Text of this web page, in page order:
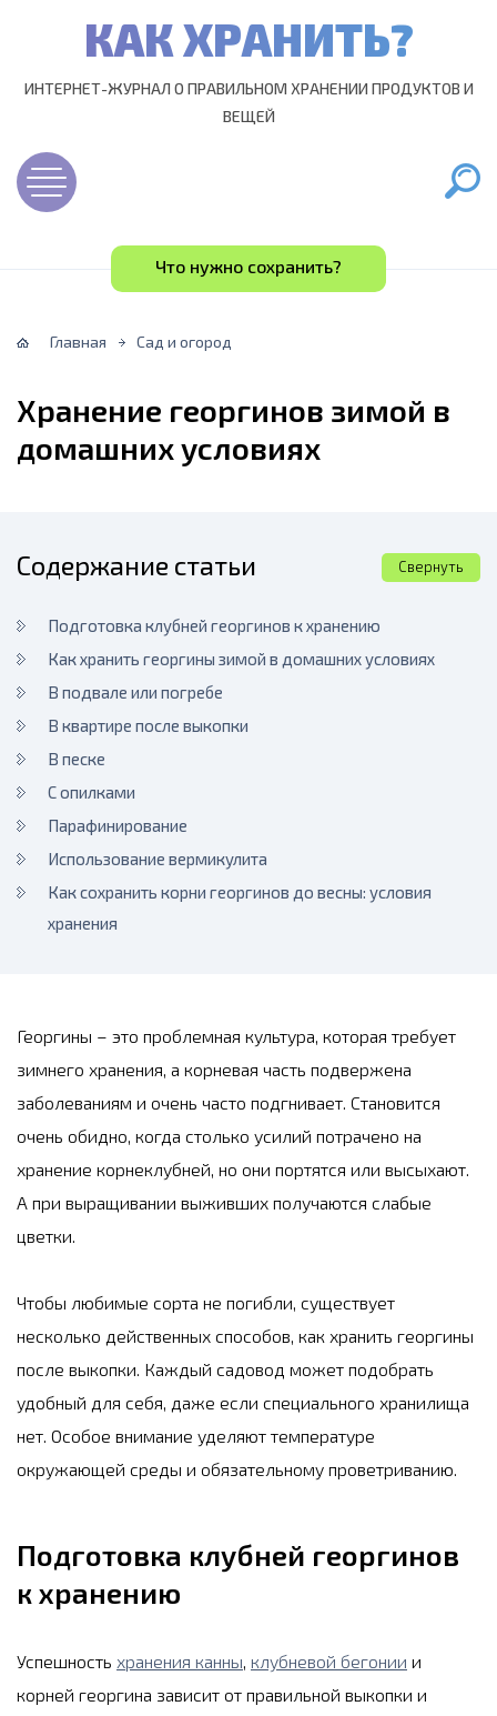
КАК ХРАНИТЬ?
ИНТЕРНЕТ-ЖУРНАЛ О ПРАВИЛЬНОМ ХРАНЕНИИ ПРОДУКТОВ И
ВЕЩЕЙ
Что нужно сохранить?
Главная Сад и огород
Хранение георгинов зимой в
домашних условиях
Содержание статьи Свернуть
Подготовка клубней георгинов к хранению
Как хранить георгины зимой в домашних условиях
В подвале или погребе
В квартире после выкопки
В песке
С опилками
Парафинирование
Использование вермикулита
Как сохранить корни георгинов до весны: условия
хранения
Георгины – это проблемная культура, которая требует
зимнего хранения, а корневая часть подвержена
заболеваниям и очень часто подгнивает. Становится
очень обидно, когда столько усилий потрачено на
хранение корнеклубней, но они портятся или высыхают.
А при выращивании выживших получаются слабые
цветки.
Чтобы любимые сорта не погибли, существует
несколько действенных способов, как хранить георгины
после выкопки. Каждый садовод может подобрать
удобный для себя, даже если специального хранилища
нет. Особое внимание уделяют температуре
окружающей среды и обязательному проветриванию.
Подготовка клубней георгинов
к хранению
Успешность хранения канны, клубневой бегонии и
корней георгина зависит от правильной выкопки и